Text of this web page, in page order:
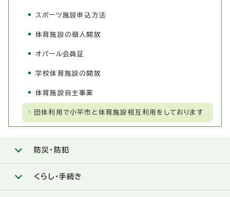
スポーツ施設申込方法
体育施設の個人開放
オパール会員証
学校体育施設の開放
体育施設自主事業
団体利用で小平市と体育施設相互利用をしております
防災・防犯
くらし・手続き